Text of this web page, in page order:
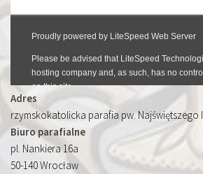
Adres
rzymskokatolicka parafia pw. Najświętszego
Biuro parafialne
pl. Nankiera 16a
50-140 Wrocław